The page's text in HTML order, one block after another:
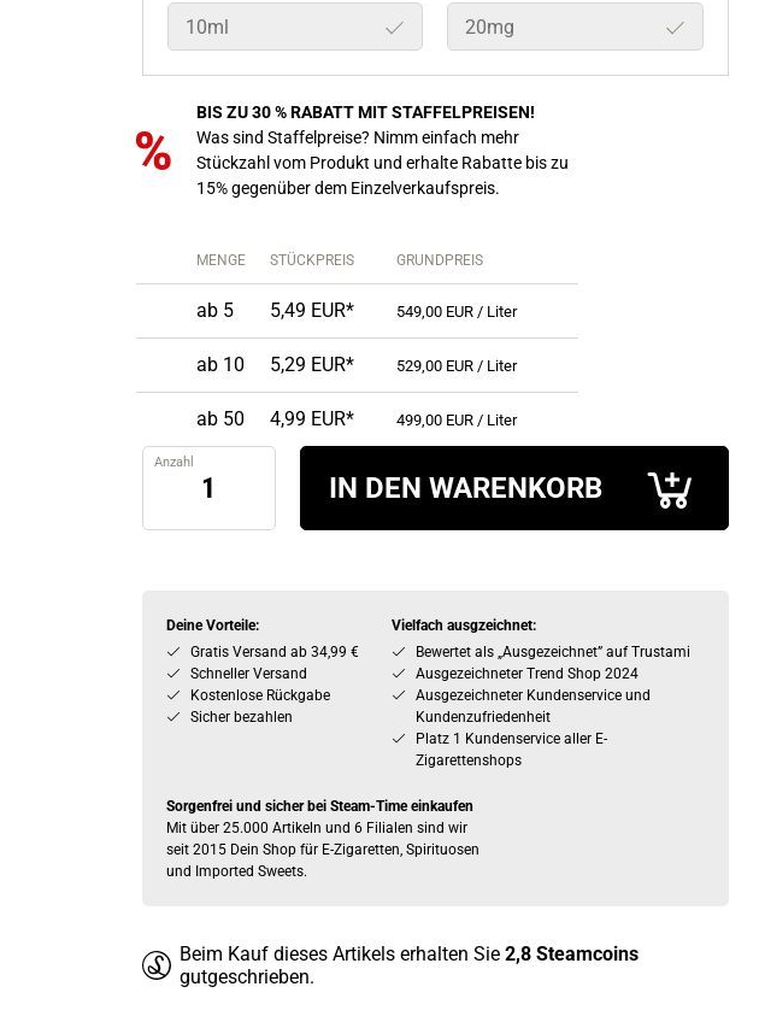
10ml 20mg
BIS ZU 30 % RABATT MIT STAFFELPREISEN!
Was sind Staffelpreise? Nimm einfach mehr
Stückzahl vom Produkt und erhalte Rabatte bis zu
15% gegenüber dem Einzelverkaufspreis.
MENGE STÜCKPREIS GRUNDPREIS
ab 5 5,49 EUR* 549,00 EUR / Liter
ab 10 5,29 EUR* 529,00 EUR / Liter
ab 50 4,99 EUR* 499,00 EUR / Liter
Anzahl
IN DEN WARENKORB
Deine Vorteile:
Gratis Versand ab 34,99 €
Schneller Versand
Kostenlose Rückgabe
Sicher bezahlen
Vielfach ausgzeichnet:
Bewertet als „Ausgezeichnet” auf Trustami
Ausgezeichneter Trend Shop 2024
Ausgezeichneter Kundenservice und
Kundenzufriedenheit
Platz 1 Kundenservice aller E-
Zigarettenshops
Sorgenfrei und sicher bei Steam-Time einkaufen
Mit über 25.000 Artikeln und 6 Filialen sind wir
seit 2015 Dein Shop für E-Zigaretten, Spirituosen
und Imported Sweets.
Beim Kauf dieses Artikels erhalten Sie 2,8 Steamcoins
gutgeschrieben.